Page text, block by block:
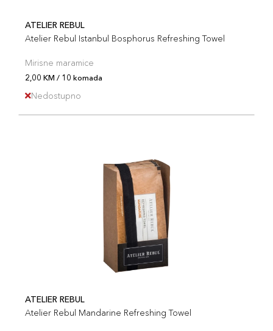
ATELIER REBUL
Atelier Rebul Istanbul Bosphorus Refreshing Towel
Mirisne maramice
2,00 KM / 10 komada
Nedostupno
ATELIER REBUL
Atelier Rebul Mandarine Refreshing Towel